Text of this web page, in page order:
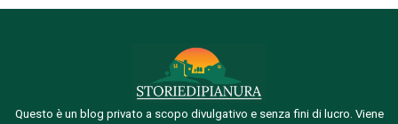
Questo è un blog privato a scopo divulgativo e senza fini di lucro. Viene